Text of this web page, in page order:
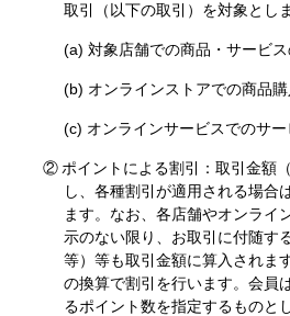
取引（以下の取引）を対象とし
対象店舗での商品・サービス
オンラインストアでの商品購
オンラインサービスでのサー
② ポイントによる割引：取引金額
し、各種割引が適用される場合
ます。なお、各店舗やオンライ
示のない限り、お取引に付随す
等）等も取引金額に算入されま
の換算で割引を行います。会員
るポイント数を指定するものと